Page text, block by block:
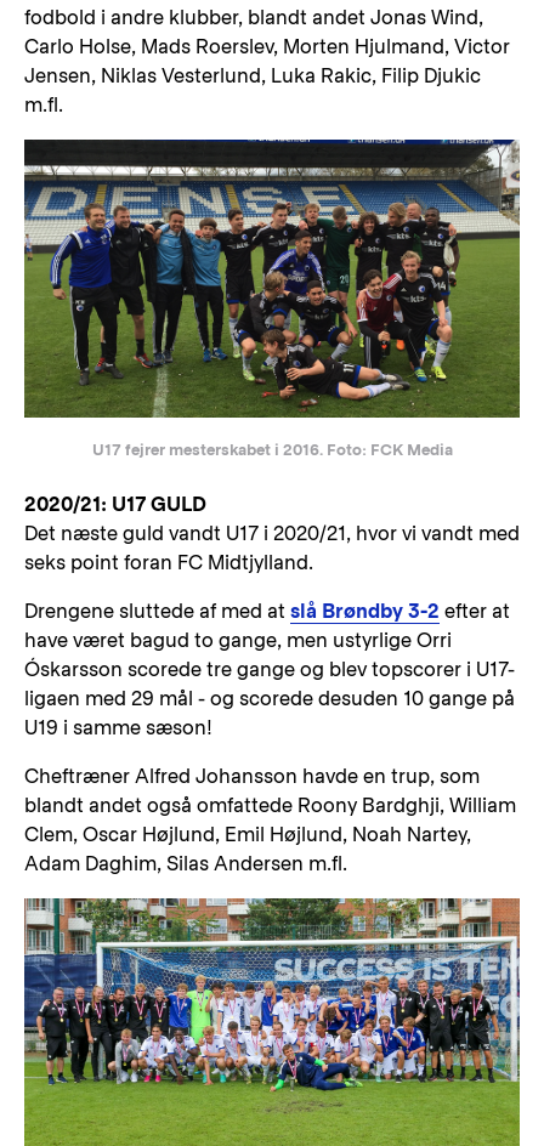
fodbold i andre klubber, blandt andet Jonas Wind,
Carlo Holse, Mads Roerslev, Morten Hjulmand, Victor
Jensen, Niklas Vesterlund, Luka Rakic, Filip Djukic
m.fl.
U17 fejrer mesterskabet i 2016. Foto: FCK Media
2020/21: U17 GULD
Det næste guld vandt U17 i 2020/21, hvor vi vandt med
seks point foran FC Midtjylland.
Drengene sluttede af med at slå Brøndby 3-2 efter at
have været bagud to gange, men ustyrlige Orri
Óskarsson scorede tre gange og blev topscorer i U17-
ligaen med 29 mål - og scorede desuden 10 gange på
U19 i samme sæson!
Cheftræner Alfred Johansson havde en trup, som
blandt andet også omfattede Roony Bardghji, William
Clem, Oscar Højlund, Emil Højlund, Noah Nartey,
Adam Daghim, Silas Andersen m.fl.